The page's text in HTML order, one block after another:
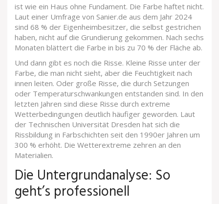
ist wie ein Haus ohne Fundament. Die Farbe haftet nicht.
Laut einer Umfrage von Sanier.de aus dem Jahr 2024
sind 68 % der Eigenheimbesitzer, die selbst gestrichen
haben, nicht auf die Grundierung gekommen. Nach sechs
Monaten blättert die Farbe in bis zu 70 % der Fläche ab.
Und dann gibt es noch die Risse. Kleine Risse unter der
Farbe, die man nicht sieht, aber die Feuchtigkeit nach
innen leiten. Oder große Risse, die durch Setzungen
oder Temperaturschwankungen entstanden sind. In den
letzten Jahren sind diese Risse durch extreme
Wetterbedingungen deutlich häufiger geworden. Laut
der Technischen Universität Dresden hat sich die
Rissbildung in Farbschichten seit den 1990er Jahren um
300 % erhöht. Die Wetterextreme zehren an den
Materialien.
Die Untergrundanalyse: So
geht’s professionell